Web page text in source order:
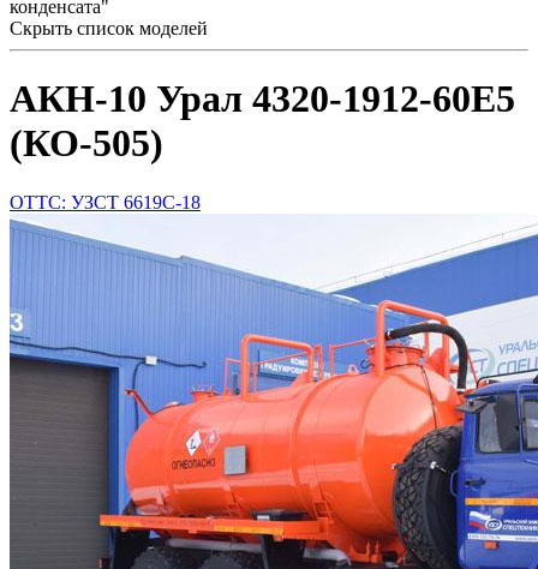
конденсата"
Скрыть список моделей
АКН-10 Урал 4320-1912-60Е5
(КО-505)
ОТТС: УЗСТ 6619С-18